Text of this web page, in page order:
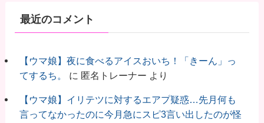
最近のコメント
【ウマ娘】夜に食べるアイスおいち！「きーん」っ
てするち。
に 匿名トレーナー より
【ウマ娘】イリテツに対するエアプ疑惑…先月何も
言ってなかったのに今月急にスピ3言い出したのが怪